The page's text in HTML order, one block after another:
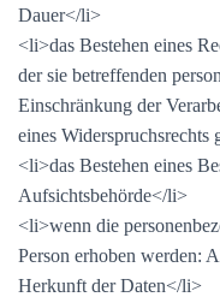
Dauer</li>
<li>das Bestehen eines
der sie betreffenden
Einschränkung der
eines Widerspruchsrechts
<li>das Bestehen eines
Aufsichtsbehörde</li>
<li>wenn die
Person erhoben werden:
Herkunft der Daten</li>